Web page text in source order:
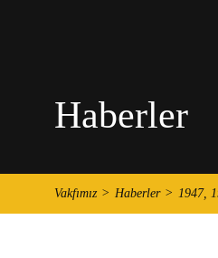
Haberler
Vakfımız Haberler 1947,